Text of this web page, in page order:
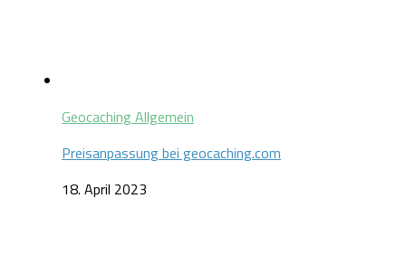
Geocaching Allgemein
Preisanpassung bei geocaching.com
18. April 2023